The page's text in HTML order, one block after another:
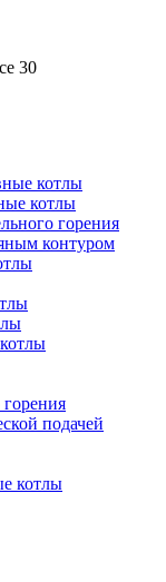
30
котлы
котлы
горения
контуром
подачей
котлы